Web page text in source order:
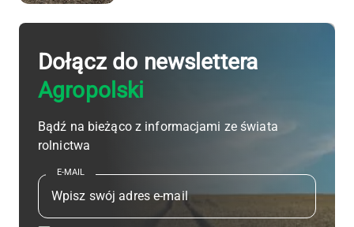
Dołącz do newslettera
Agropolski
Bądź na bieżąco z informacjami ze świata
rolnictwa
E-MAIL